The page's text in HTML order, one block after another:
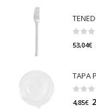
out
53,04€
out
4,85€